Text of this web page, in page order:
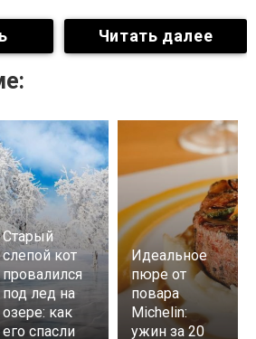
Читать далее
Старый
слепой кот
провалился
под лед на
озере: как
его спасли
Идеальное
пюре от
повара
Michelin:
ужин за 20